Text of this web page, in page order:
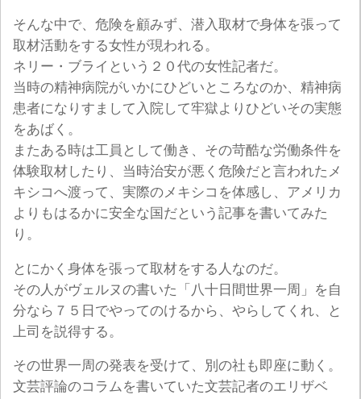
そんな中で、危険を顧みず、潜入取材で身体を張って
取材活動をする女性が現われる。
ネリー・ブライという２０代の女性記者だ。
当時の精神病院がいかにひどいところなのか、精神病
患者になりすまして入院して牢獄よりひどいその実態
をあばく。
またある時は工員として働き、その苛酷な労働条件を
体験取材したり、当時治安が悪く危険だと言われたメ
キシコへ渡って、実際のメキシコを体感し、アメリカ
よりもはるかに安全な国だという記事を書いてみた
り。
とにかく身体を張って取材をする人なのだ。
その人がヴェルヌの書いた「八十日間世界一周」を自
分なら７５日でやってのけるから、やらしてくれ、と
上司を説得する。
その世界一周の発表を受けて、別の社も即座に動く。
文芸評論のコラムを書いていた文芸記者のエリザベ